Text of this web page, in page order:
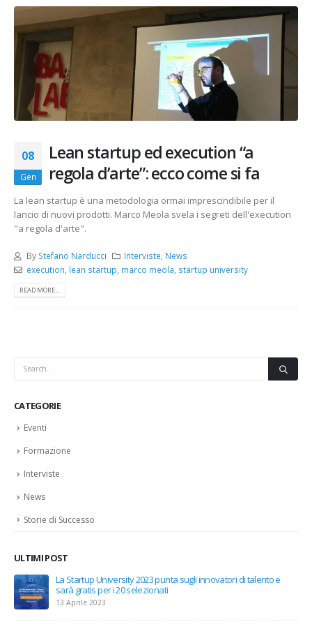
08
Gen
Lean startup ed execution “a
regola d’arte”: ecco come si fa
La lean startup è una metodologia ormai imprescindibile per il
lancio di nuovi prodotti. Marco Meola svela i segreti dell'execution
"a regola d'arte".
By Stefano Narducci Interviste News
execution lean startup marco meola startup university
READ MORE...
CATEGORIE
Eventi
Formazione
Interviste
News
Storie di Successo
ULTIMI POST
La Startup University 2023 punta sugli innovatori di talento e
sarà gratis per i 20 selezionati
13 Aprile 2023